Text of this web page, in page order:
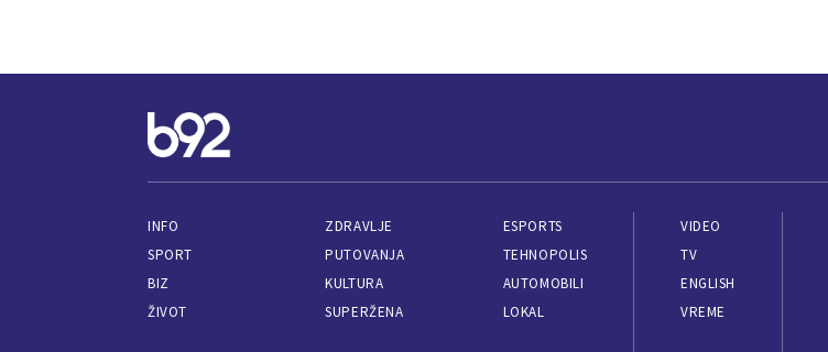
INFO
SPORT
BIZ
ŽIVOT
ZDRAVLJE
PUTOVANJA
KULTURA
SUPERŽENA
ESPORTS
TEHNOPOLIS
AUTOMOBILI
LOKAL
VIDEO
TV
ENGLISH
VREME